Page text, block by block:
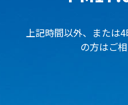
上記時間以外、または
の方はご